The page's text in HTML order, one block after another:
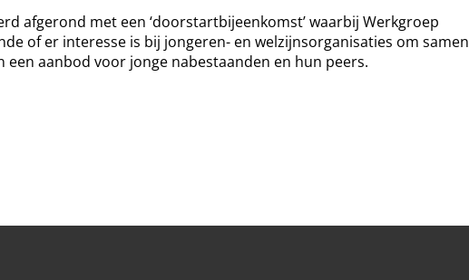
afgerond met een ‘doorstartbijeenkomst’ waarbij Werkgroep
of er interesse is bij jongeren- en welzijnsorganisaties om samen
een aanbod voor jonge nabestaanden en hun peers.